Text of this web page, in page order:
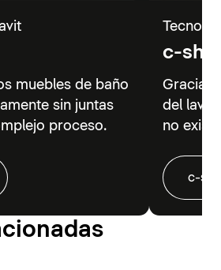
muebles de baño
sin juntas
proceso.
c-
Gracias
del
no
c-